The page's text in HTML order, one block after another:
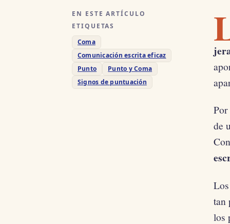
EN ESTE ARTÍCULO
ETIQUETAS
Coma
Comunicación escrita eficaz
Punto
Punto y Coma
Signos de puntuación
de
tan
los